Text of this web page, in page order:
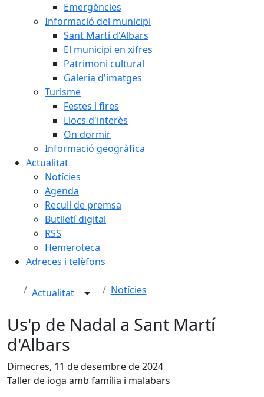
Emergències
Informació del municipi
Sant Martí d'Albars
El municipi en xifres
Patrimoni cultural
Galeria d'imatges
Turisme
Festes i fires
Llocs d'interès
On dormir
Informació geogràfica
Actualitat
Notícies
Agenda
Recull de premsa
Butlletí digital
RSS
Hemeroteca
Adreces i telèfons
Actualitat Notícies
Us'p de Nadal a Sant Martí
d'Albars
Dimecres, 11 de desembre de 2024
Taller de ioga amb família i malabars